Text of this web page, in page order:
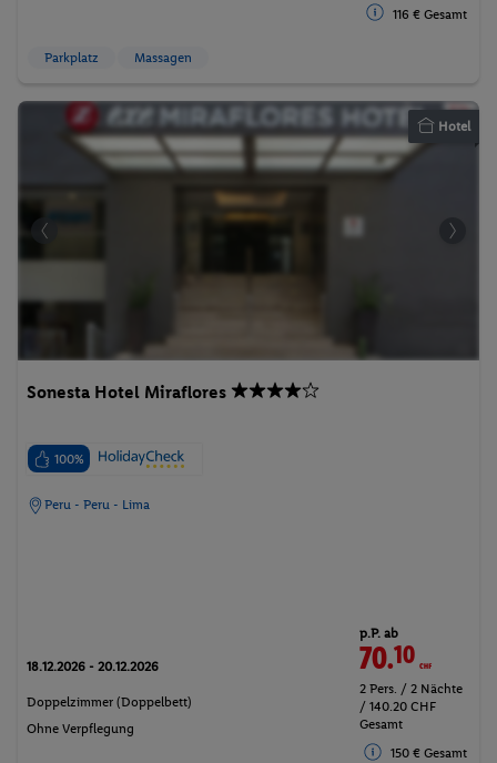
116 € Gesamt
Parkplatz Massagen
Hotel
Sonesta Hotel Miraflores
100%
Peru - Peru - Lima
18.12.2026 - 20.12.2026
Doppelzimmer (Doppelbett)
Ohne Verpflegung
p.P. ab
70.10CHF
2 Pers. / 2 Nächte
/ 140.20 CHF
Gesamt
150 € Gesamt